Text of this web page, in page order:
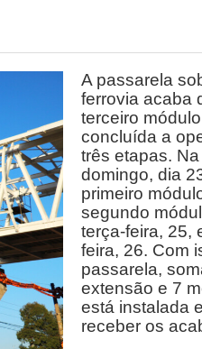
A passarela
ferrovia acaba
terceiro
concluída a
três etapas.
domingo, dia
primeiro
segundo
terça-feira, 25,
feira, 26. Com
passarela,
extensão e 7
está instalada
receber os